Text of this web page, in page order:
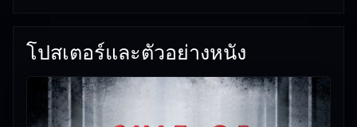
โปสเตอร์และตัวอย่างหนัง